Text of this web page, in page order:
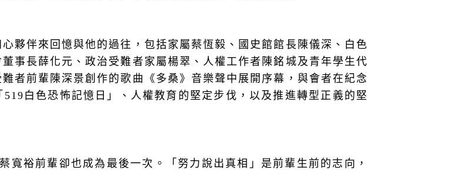
夥伴來回憶與他的過往，包括家屬蔡恆毅、國史館館長陳儀深、白色
事長薛化元、政治受難者家屬楊翠、人權工作者陳銘城及青年學生代
者前輩陳深景創作的歌曲《多桑》音樂聲中展開序幕，與會者在紀念
519 白色恐怖記憶日」、人權教育的堅定步伐，以及推進轉型正義的堅
寬裕前輩卻也成為最後一次。「努力說出真相」是前輩生前的志向，